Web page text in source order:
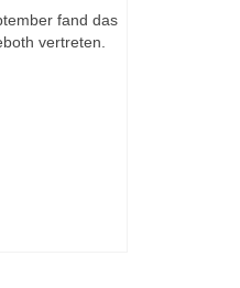
fand das
vertreten.